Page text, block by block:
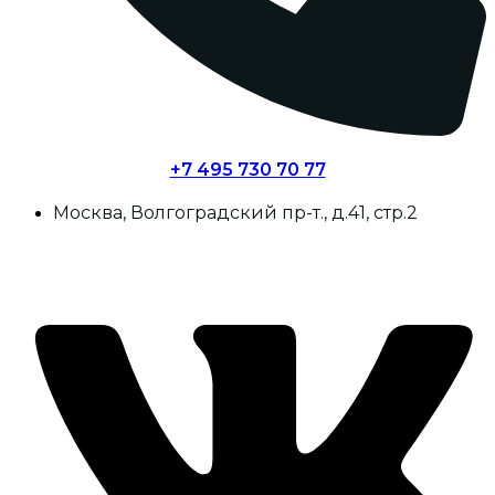
+7 495 730 70 77
Москва, Волгоградский пр-т., д.41, стр.2